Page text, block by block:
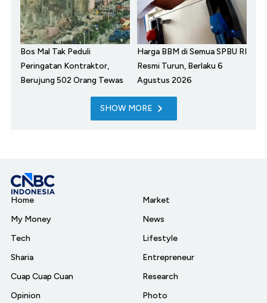
Bos Mal Tak Peduli
Peringatan Kontraktor,
Berujung 502 Orang Tewas
Harga BBM di Semua SPBU RI
Resmi Turun, Berlaku 6
Agustus 2026
SHOW MORE
Home
My Money
Tech
Sharia
Cuap Cuap Cuan
Opinion
Market
News
Lifestyle
Entrepreneur
Research
Photo